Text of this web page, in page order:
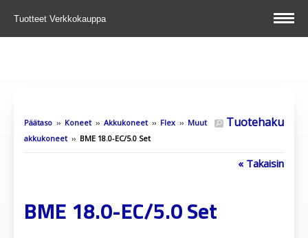
Tuotteet Verkkokauppa
Tuotehaku
Päätaso ›› Koneet›› Akkukoneet›› Flex ›› Muut
akkukoneet›› BME 18.0-EC/5.0 Set
« Takaisin
BME 18.0-EC/5.0 Set